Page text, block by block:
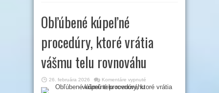
Obľúbené kúpeľné
procedúry, ktoré vrátia
vášmu telu rovnováhu
26. februára 2026 Komentáre vypnuté
Obľúbené
kúpeľné